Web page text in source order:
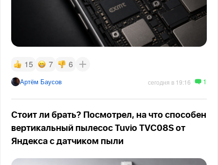
15 7 6
Артём Баусов сегодня в 19:16 1
Стоит ли брать? Посмотрел, на что способен
вертикальный пылесос Tuvio TVC08S от
Яндекса с датчиком пыли